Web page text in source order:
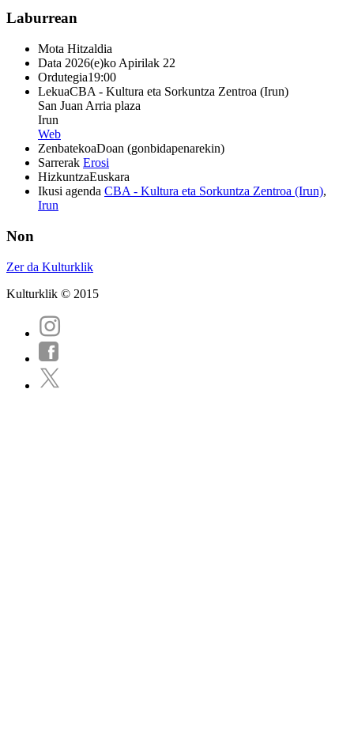
Laburrean
Mota Hitzaldia
Data 2026(e)ko Apirilak 22
Ordutegia19:00
LekuaCBA - Kultura eta Sorkuntza Zentroa (Irun)
San Juan Arria plaza
Irun
Web
ZenbatekoaDoan (gonbidapenarekin)
Sarrerak Erosi
HizkuntzaEuskara
Ikusi agenda CBA - Kultura eta Sorkuntza Zentroa (Irun),
Irun
Non
Zer da Kulturklik
Kulturklik © 2015